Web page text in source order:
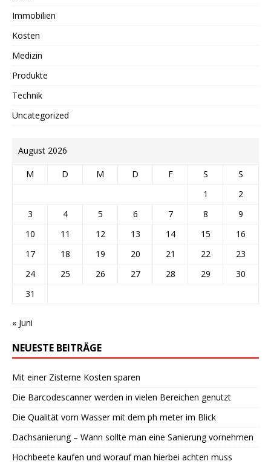
Immobilien
Kosten
Medizin
Produkte
Technik
Uncategorized
August 2026
M D M D F S
S
1
2
3
4 5 6 7 8
9
10
11 12 13 14 15
16
17
18 19 20 21 22
23
24
25 26 27 28 29
30
31
« Juni
NEUESTE BEITRÄGE
Mit einer Zisterne Kosten sparen
Die Barcodescanner werden in vielen Bereichen genutzt
Die Qualität vom Wasser mit dem ph meter im Blick
Dachsanierung – Wann sollte man eine Sanierung vornehmen
Hochbeete kaufen und worauf man hierbei achten muss